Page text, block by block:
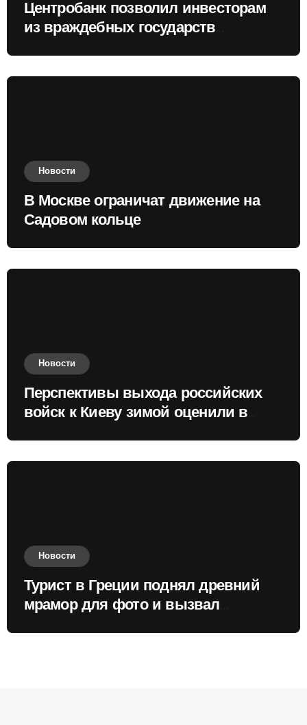
Центробанк позволил инвесторам
из враждебных государств
Новости
В Москве ограничат движение на
Садовом кольце
Новости
Перспективы выхода российских
войск к Киеву зимой оценили в
Новости
Турист в Греции поднял древний
мрамор для фото и вызвал